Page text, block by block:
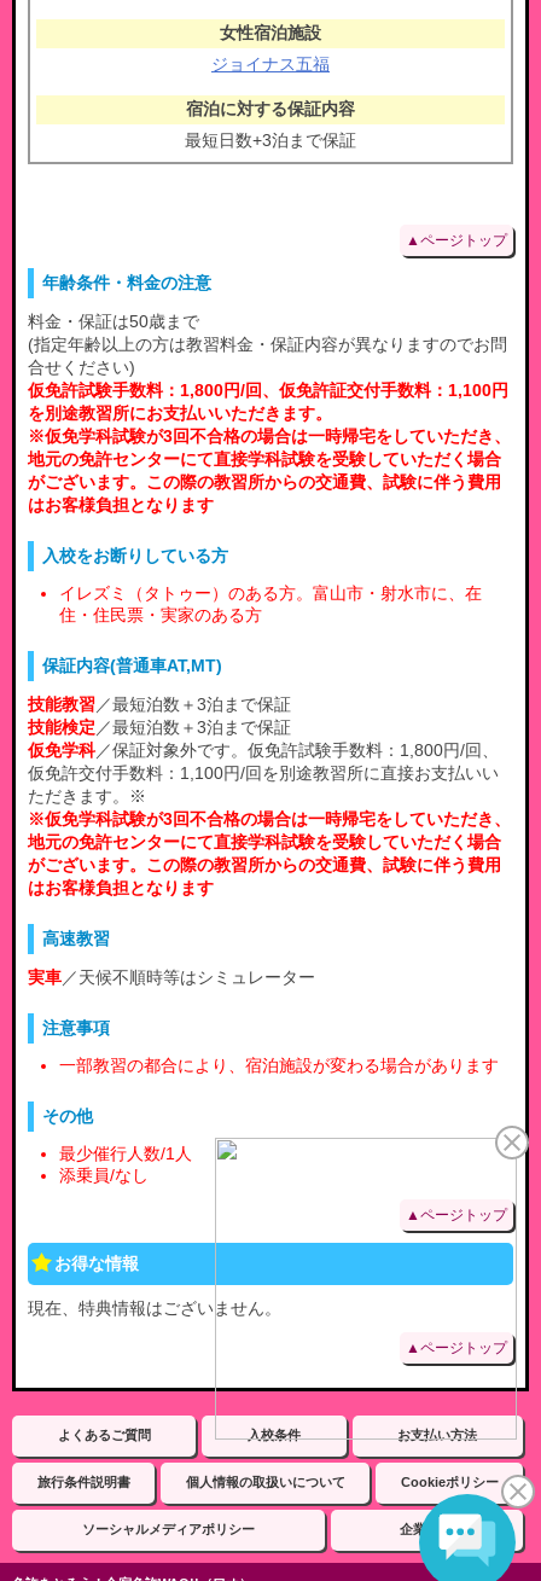
ジョイナス五福
最短日数+3泊まで保証
▲ページトップ
年齢条件・料金の注意
料金・保証は50歳まで
(指定年齢以上の方は教習料金・保証内容が異なりますのでお問
合せください)
仮免許試験手数料：1,800円/回、仮免許証交付手数料：1,100円
を別途教習所にお支払いいただきます。
※仮免学科試験が3回不合格の場合は一時帰宅をしていただき、
地元の免許センターにて直接学科試験を受験していただく場合
がございます。この際の教習所からの交通費、試験に伴う費用
はお客様負担となります
入校をお断りしている方
イレズミ（タトゥー）のある方。富山市・射水市に、在
住・住民票・実家のある方
保証内容(普通車AT,MT)
技能教習／最短泊数＋3泊まで保証
技能検定 ／最短泊数＋3泊まで保証
仮免学科／保証対象外です。仮免許試験手数料：1,800円/回、
仮免許交付手数料：1,100円/回を別途教習所に直接お支払いい
ただきます。※
※仮免学科試験が3回不合格の場合は一時帰宅をしていただき、
地元の免許センターにて直接学科試験を受験していただく場合
がございます。この際の教習所からの交通費、試験に伴う費用
はお客様負担となります
高速教習
実車／天候不順時等はシミュレーター
注意事項
一部教習の都合により、宿泊施設が変わる場合があります
その他
最少催行人数/1人
添乗員/なし
▲ページトップ
お得な情報
現在、特典情報はございません。
▲ページトップ
よくあるご質問 入校条件 お支払い方法
旅行条件説明書 個人情報の取扱いについて Cookieポリシー
ソーシャルメディアポリシー 企業情報